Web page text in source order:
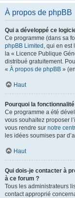
À propos de phpBB
Qui a développé ce
Ce programme (dans sa
phpBB Limited , qui en est
la « Licence Publique
distribué gratuitement.
« À propos de phpBB »
Haut
Pourquoi la
Ce programme a été
vous souhaitez proposer
vous rendre sur notre
les idées soumises par
Haut
Qui dois-je contacter à
à ce forum ?
Tous les administrateurs
contact approprié